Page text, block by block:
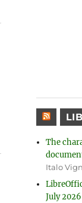
The
Italo
July 2026